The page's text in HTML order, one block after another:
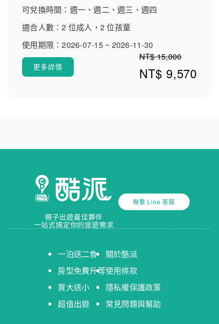
可兌換時間：週一、週二、週三、週四
適合人數：2 位成人，2 位孩童
使用期限：2026-07-15 ~ 2026-11-30
NT$ 15,000
NT$ 9,570
更多詳情
親子出遊最佳夥伴
一站式搞定你的旅遊需求
聯繫 Line 客服
一泊送二食
房型免費升等
買大送小
超值出遊
關於酷派
使用條款
隱私權保護政策
常見問題與幫助